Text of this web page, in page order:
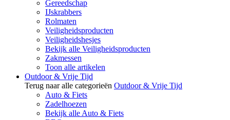
Gereedschap
IJskrabbers
Rolmaten
Veiligheidsproducten
Veiligheidshesjes
Bekijk alle Veiligheidsproducten
Zakmessen
Toon alle artikelen
Outdoor & Vrije Tijd
Terug naar alle categorieën Outdoor & Vrije Tijd
Auto & Fiets
Zadelhoezen
Bekijk alle Auto & Fiets